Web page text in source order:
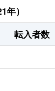
）
転入者数